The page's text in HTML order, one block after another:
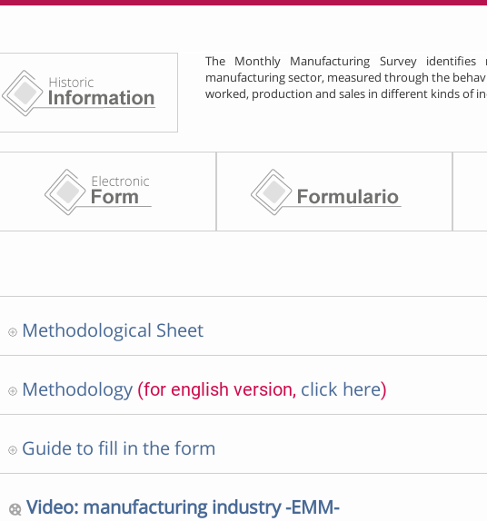
The Monthly Manufacturing Survey
manufacturing sector, measured through the
worked, production and sales in different kinds of
Methodological Sheet
Methodology(for english version, click here)
Guide to fill in the form
Video: manufacturing industry -EMM-